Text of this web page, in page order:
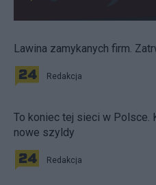
Lawina zamykanych firm.
Redakcja
To koniec tej sieci w Polsce.
nowe szyldy
Redakcja